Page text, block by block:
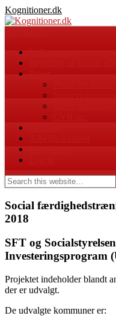
Kognitioner.dk
Social
2018
SFT og
Investeringsprogram
Projektet indeholder blandt
der er udvalgt.
De udvalgte kommuner er: